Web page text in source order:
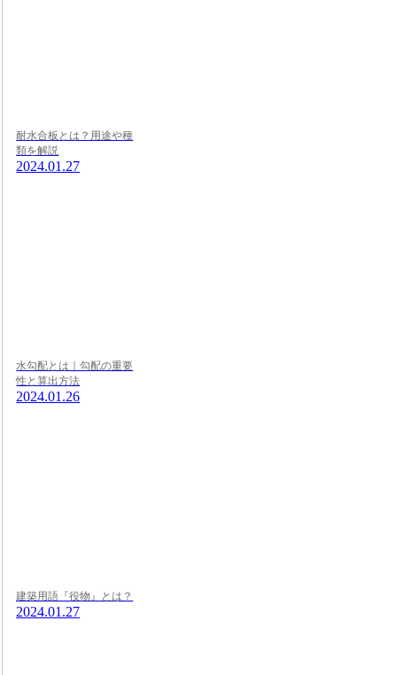
耐水合板とは？用途や種
類を解説
2024.01.27
水勾配とは｜勾配の重要
性と算出方法
2024.01.26
建築用語『役物』とは？
2024.01.27